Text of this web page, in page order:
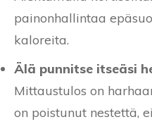
painonhallintaa
kaloreita.
Älä punnitse itseäsi
Mittaustulos on
on poistunut nestettä,